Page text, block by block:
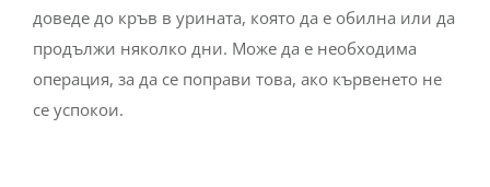
доведе до кръв в урината, която да е обилна или да
продължи няколко дни. Може да е необходима
операция, за да се поправи това, ако кървенето не
се успокои.